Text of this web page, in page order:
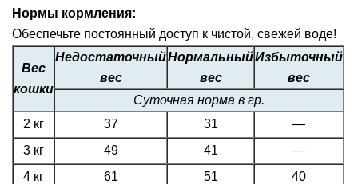
Нормы кормления:
Обеспечьте постоянный доступ к чистой, свежей воде!
Вес
кошки
Недостаточный
вес
Нормальный
вес
Избыточный
вес
Суточная норма в гр.
2 кг
37 31
—
3 кг
49 41
—
4 кг
61 51
40